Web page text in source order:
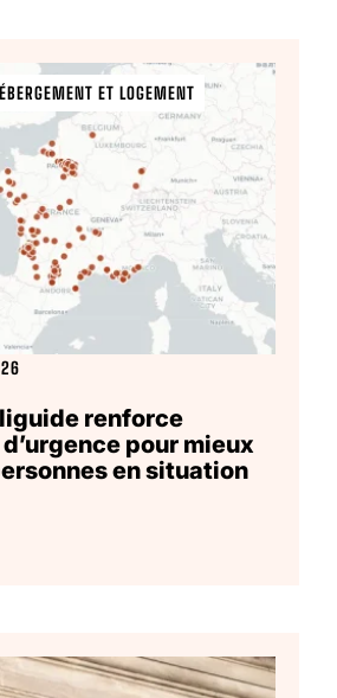
ET LOGEMENT
renforce
pour mieux
en situation